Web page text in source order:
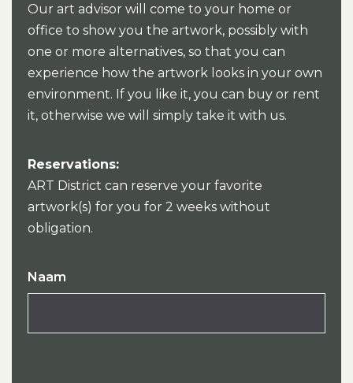
Our art advisor will come to your home or
office to show you the artwork, possibly with
one or more alternatives, so that you can
experience how the artwork looks in your own
environment. If you like it, you can buy or rent
it, otherwise we will simply take it with us.
Reservations:
ART District can reserve your favorite
artwork(s) for you for 2 weeks without
obligation.
Naam